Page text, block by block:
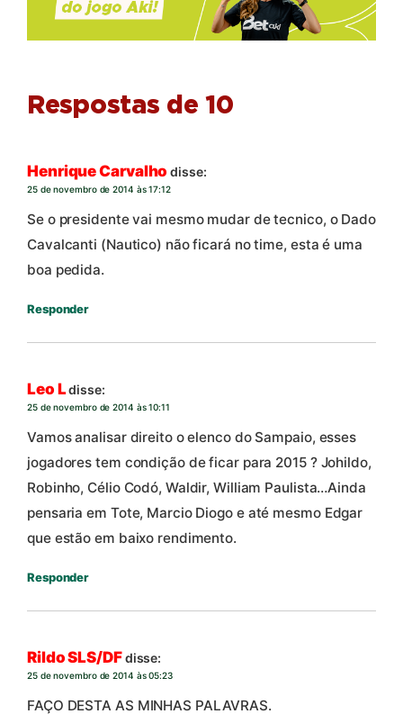
Respostas de 10
Henrique Carvalho disse:
25 de novembro de 2014 às 17:12
Se o presidente vai mesmo mudar de tecnico, o Dado
Cavalcanti (Nautico) não ficará no time, esta é uma
boa pedida.
Responder
Leo Ldisse:
25 de novembro de 2014 às 10:11
Vamos analisar direito o elenco do Sampaio, esses
jogadores tem condição de ficar para 2015 ? Johildo,
Robinho, Célio Codó, Waldir, William Paulista…Ainda
pensaria em Tote, Marcio Diogo e até mesmo Edgar
que estão em baixo rendimento.
Responder
Rildo SLS/DFdisse:
25 de novembro de 2014 às 05:23
FAÇO DESTA AS MINHAS PALAVRAS.